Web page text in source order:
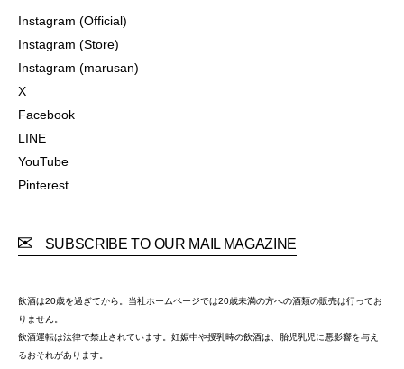
Instagram (Official)
Instagram (Store)
Instagram (marusan)
X
Facebook
LINE
YouTube
Pinterest
SUBSCRIBE TO OUR MAIL MAGAZINE
飲酒は20歳を過ぎてから。当社ホームページでは20歳未満の方への酒類の販売は行ってお
りません。
飲酒運転は法律で禁止されています。妊娠中や授乳時の飲酒は、胎児乳児に悪影響を与え
るおそれがあります。